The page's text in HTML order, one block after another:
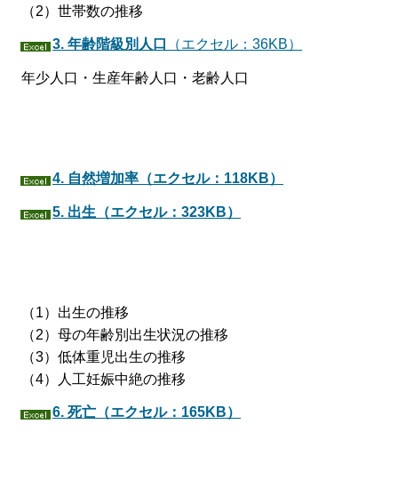
（2）世帯数の推移
3. 年齢階級別人口 （エクセル：36KB）
年少人口・生産年齢人口・老齢人口
4. 自然増加率（エクセル：118KB）
5. 出生（エクセル：323KB）
（1）出生の推移
（2）母の年齢別出生状況の推移
（3）低体重児出生の推移
（4）人工妊娠中絶の推移
6. 死亡（エクセル：165KB）